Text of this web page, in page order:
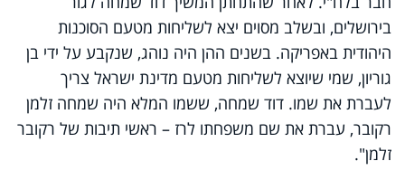
בירושלים, ובשלב מסוים יצא לשליחות מטעם הסוכנות
היהודית באפריקה. בשנים ההן היה נוהג, שנקבע על ידי בן
גוריון, שמי שיוצא לשליחות מטעם מדינת ישראל צריך
לעברת את שמו. דוד שמחה, ששמו המלא היה שמחה זלמן
רקובר, עברת את שם משפחתו לרז – ראשי תיבות של רקובר
זלמן".